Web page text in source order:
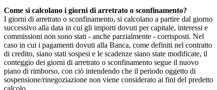
Come si calcolano i giorni di arretrato o sconfinamento?
I giorni di arretrato o sconfinamento, si calcolano a partire dal giorno
successivo alla data in cui gli importi dovuti per capitale, interessi e
commissioni non sono stati - anche parzialmente - corrisposti. Nel
caso in cui i pagamenti dovuti alla Banca, come definiti nel contratto
di credito, siano stati sospesi e le scadenze siano state modificate, il
conteggio dei giorni di arretrato o sconfinamento segue il nuovo
piano di rimborso, con ciò intendendo che il periodo oggetto di
sospensione/rinegoziazione non viene considerato ai fini del predetto
calcolo.